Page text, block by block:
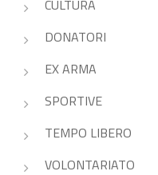
CULTURA
DONATORI
EX ARMA
SPORTIVE
TEMPO LIBERO
VOLONTARIATO